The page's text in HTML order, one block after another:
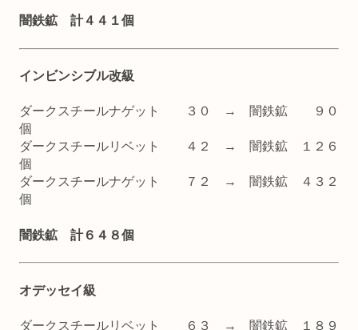
闇鉄鉱 計４４１個
インビンシブル改級
ダークスチールナゲット ３０ → 闇鉄鉱 ９０
個
ダークスチールリベット ４２ → 闇鉄鉱 １２６
個
ダークスチールナゲット ７２ → 闇鉄鉱 ４３２
個
闇鉄鉱 計６４８個
オデッセイ級
ダークスチールリベット ６３ → 闇鉄鉱 １８９